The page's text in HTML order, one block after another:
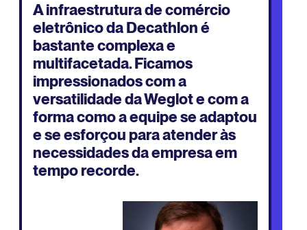
A infraestrutura de comércio
eletrônico da Decathlon é
bastante complexa e
multifacetada. Ficamos
impressionados com a
versatilidade da Weglot e com a
forma como a equipe se adaptou
e se esforçou para atender às
necessidades da empresa em
tempo recorde.